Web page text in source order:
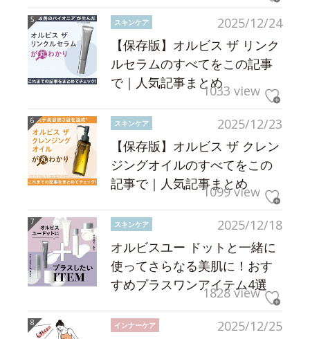
2025/12/24
スキンケア
【保存版】オルビス ザ リンク
ルセラムのすべてをこの記事
で｜人気記事まとめ1033 view
2025/12/23
スキンケア
【保存版】オルビス ザ クレン
ジングオイルのすべてをこの
記事で｜人気記事まとめ
1099 view
2025/12/18
スキンケア
オルビスユー ドットと一緒に
使ってさらなる美肌に！おす
すめプラスワンアイテム4選
1828 view
2025/12/25
インナーケア